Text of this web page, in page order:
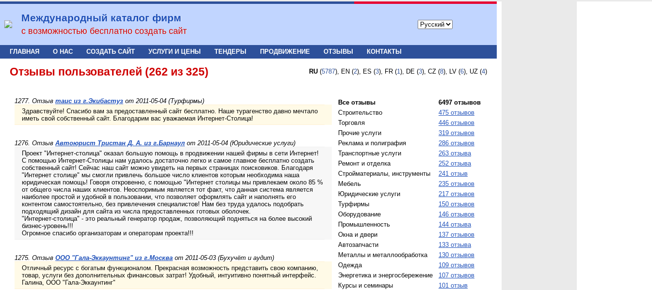
Международный каталог фирм
с возможностью бесплатно создать сайт
ГЛАВНАЯ О НАС СОЗДАТЬ САЙТ УСЛУГИ И ЦЕНЫ ТЕНДЕРЫ ПРОДВИЖЕНИЕ ОТЗЫВЫ КОНТАКТЫ
Отзывы пользователей (262 из 325) RU (5787), EN (2), ES (3), FR (1), DE (3), CZ (8), LV (6), UZ (4)
1277. Отзыв таис из г.Экибастуз от 2011-05-04 (Турфирмы)
Здравствуйте! Спасибо вам за предоставленный сайт бесплатно. Наше турагенство давно мечтало
иметь свой собственный сайт. Благодарим вас уважаемая Интернет-Столица!
1276. Отзыв Автоюрист Тристан Д. А. из г.Барнаул от 2011-05-04 (Юридические услуги)
Проект "Интернет-столица" оказал большую помощь в продвижении нашей фирмы в сети Интернет!
С помощью Интернет-Столицы нам удалось достаточно легко и самое главное бесплатно создать
собственный сайт! Сейчас наш сайт можно увидеть на первых страницах поисковиков. Благодаря
"Интернет столице" мы смогли привлечь большое число клиентов которым необходима наша
юридическая помощь! Говоря откровенно, с помощью "Интернет столицы мы привлекаем около 85 %
от общего числа наших клиентов. Неоспоримым является тот факт, что данная система является
наиболее простой и удобной в пользовании, что позволяет оформлять сайт и наполнять его
контентом самостоятельно, без привлечения специалистов! Нам без труда удалось подобрать
подходящий дизайн для сайта из числа предоставленных готовых оболочек.
"Интернет-столица" - это реальный генератор продаж, позволяющий подняться на более высокий
бизнес-уровень!!!
Огромное спасибо организаторам и операторам проекта!!!
1275. Отзыв ООО "Гала-Эккаунтинг" из г.Москва от 2011-05-03 (Бухучёт и аудит)
Отличный ресурс с богатым функционалом. Прекрасная возможность представить свою компанию,
товар, услуги без дополнительных финансовых затрат! Удобный, интуитивно понятный интерфейс.
Галина, ООО "Гала-Эккаунтинг"
Все отзывы
6497 отзывов
Строительство
475 отзывов
Торговля
446 отзывов
Прочие услуги
319 отзывов
Реклама и полиграфия
286 отзывов
Транспортные услуги
263 отзыва
Ремонт и отделка
252 отзыва
Стройматериалы, инструменты
241 отзыв
Мебель
235 отзывов
Юридические услуги
217 отзывов
Турфирмы
150 отзывов
Оборудование
146 отзывов
Промышленность
144 отзыва
Окна и двери
137 отзывов
Автозапчасти
133 отзыва
Металлы и металлообработка
130 отзывов
Одежда
109 отзывов
Энергетика и энергосбережение
107 отзывов
Курсы и семинары
101 отзыв